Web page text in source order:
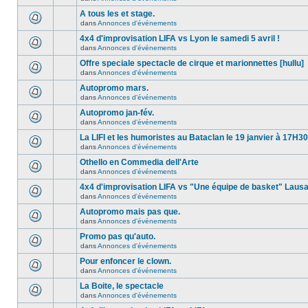
A tous les et stage.
dansAnnonces d'événements
4x4 d'improvisation LIFA vs Lyon le samedi 5 avril !
dansAnnonces d'événements
Offre speciale spectacle de cirque et marionnettes [hullu]
dansAnnonces d'événements
Autopromo mars.
dansAnnonces d'événements
Autopromo jan-fév.
dansAnnonces d'événements
La LIFI et les humoristes au Bataclan le 19 janvier à
dansAnnonces d'événements
Othello en Commedia dell'Arte
dansAnnonces d'événements
4x4 d'improvisation LIFA vs "Une équipe de basket"
dansAnnonces d'événements
Autopromo mais pas que.
dansAnnonces d'événements
Promo pas qu'auto.
dansAnnonces d'événements
Pour enfoncer le clown.
dansAnnonces d'événements
La Boite, le spectacle
dansAnnonces d'événements